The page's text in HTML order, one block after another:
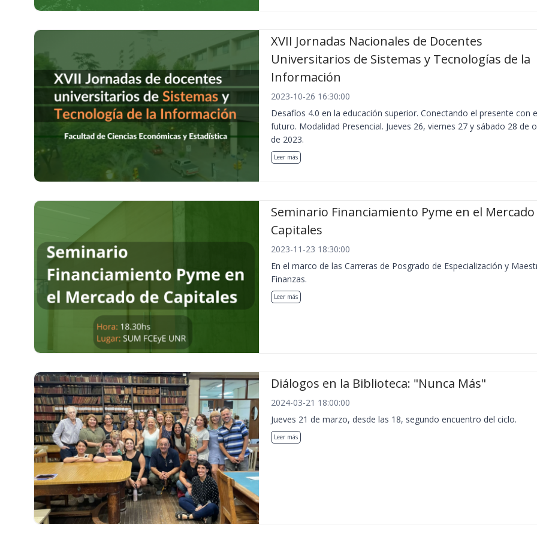
XVII Jornadas Nacionales de Docentes
Universitarios de Sistemas y Tecnologías de la
Información
2023-10-26 16:30:00
Desafíos 4.0 en la educación superior. Conectando el presente con
futuro. Modalidad Presencial. Jueves 26, viernes 27 y sábado 28 de
de 2023.
Leer más
Seminario Financiamiento Pyme en el Mercado
Capitales
2023-11-23 18:30:00
En el marco de las Carreras de Posgrado de Especialización y
Finanzas.
Leer más
Diálogos en la Biblioteca: "Nunca Más"
2024-03-21 18:00:00
Jueves 21 de marzo, desde las 18, segundo encuentro del ciclo.
Leer más